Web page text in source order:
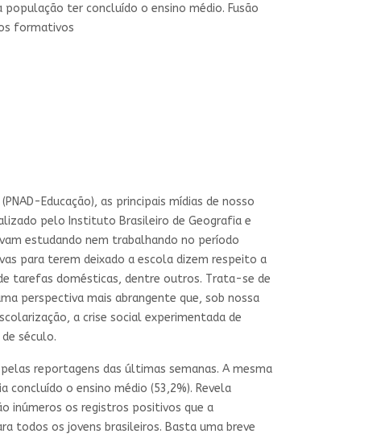
ter concluído o ensino médio. Fusão
formativos
Educação), as principais mídias de nosso
pelo Instituto Brasileiro de Geografia e
estudando nem trabalhando no período
para terem deixado a escola dizem respeito a
tarefas domésticas, dentre outros. Trata-se de
perspectiva mais abrangente que, sob nossa
a crise social experimentada de
século.
reportagens das últimas semanas. A mesma
concluído o ensino médio (53,2%). Revela
inúmeros os registros positivos que a
todos os jovens brasileiros. Basta uma breve